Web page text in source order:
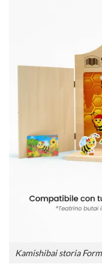
Kamishibai storia